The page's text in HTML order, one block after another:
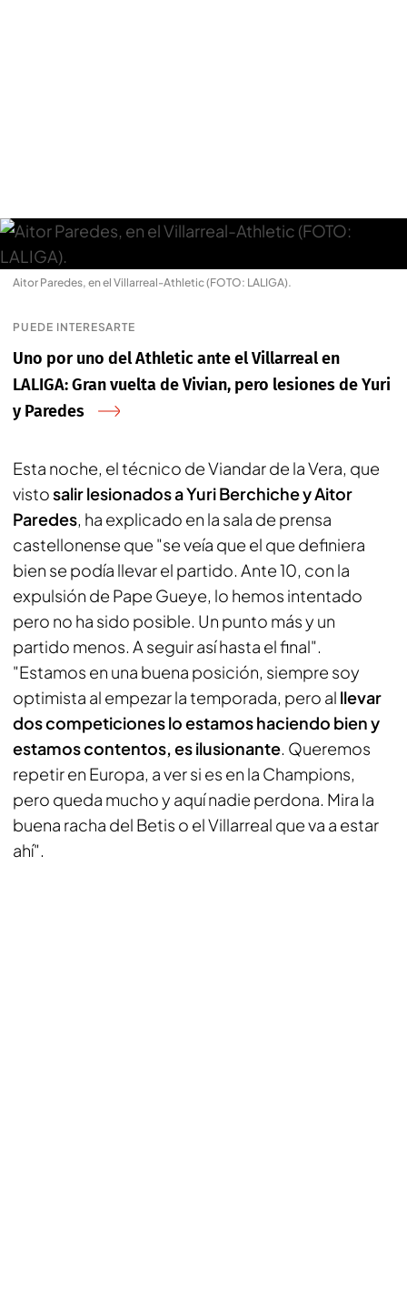
Aitor Paredes, en el Villarreal-Athletic (FOTO: LALIGA).
PUEDE INTERESARTE
Uno por uno del Athletic ante el Villarreal en
LALIGA: Gran vuelta de Vivian, pero lesiones de Yuri
y Paredes
Esta noche, el técnico de Viandar de la Vera, que
vistosalir lesionados a Yuri Berchiche y Aitor
Paredes, ha explicado en la sala de prensa
castellonense que "se veía que el que definiera
bien se podía llevar el partido. Ante 10, con la
expulsión de Pape Gueye, lo hemos intentado
pero no ha sido posible. Un punto más y un
partido menos. A seguir así hasta el final".
"Estamos en una buena posición, siempre soy
optimista al empezar la temporada, pero al llevar
dos competiciones lo estamos haciendo bien y
estamos contentos, es ilusionante. Queremos
repetir en Europa, a ver si es en la Champions,
pero queda mucho y aquí nadie perdona. Mira la
buena racha del Betis o el Villarreal que va a estar
ahí".